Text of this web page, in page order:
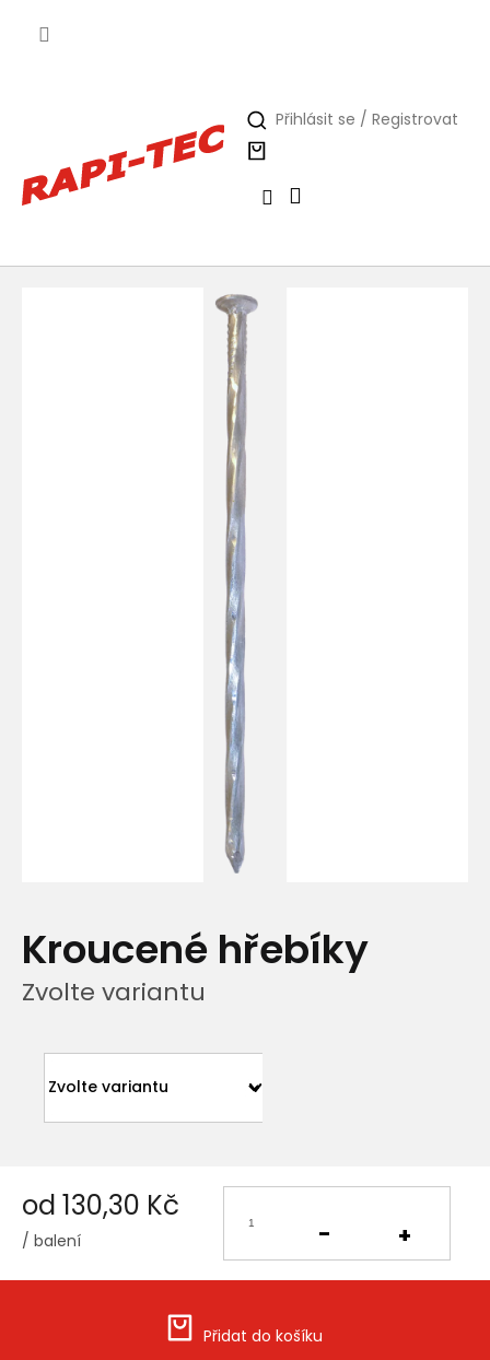
Přihlásit se / Registrovat
Kroucené hřebíky
Zvolte variantu
od 130,30 Kč
/ balení
cena:
Přidat do košíku